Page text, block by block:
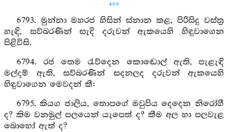
469
6793. මුන්නා මහරජ හිසින් ස්නාන කළ, පිරිසිදු වස්ත්‍ර
හැඳි, සව්බරණින් සැදි දරුවන් ඇකයෙහි හිඳුවාගෙන
පිළිවිසි.
6794. රජ තෙම රැව්දෙන කොඬොල් ඇති, පැළැඳි
මල්දම් ඇති, සව්බරණින් සදනලද දරුවන් ඇකයෙහි
හිඳුවාගෙන මෙවදන් කී:
6795. කියග ජාලිය, තොපගේ මවුපිය දෙදෙන නිරෝගී
ද? කිම වනමුල් පලයෙන් යැපෙත් ද? කීම අල හා පලවැළ
බොහෝ ඇත් ද?